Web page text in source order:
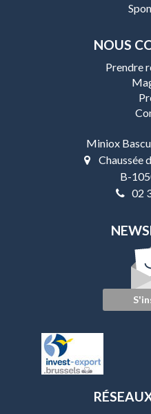
NOUS
Prendre
Miniox
Chaussée
B-
02